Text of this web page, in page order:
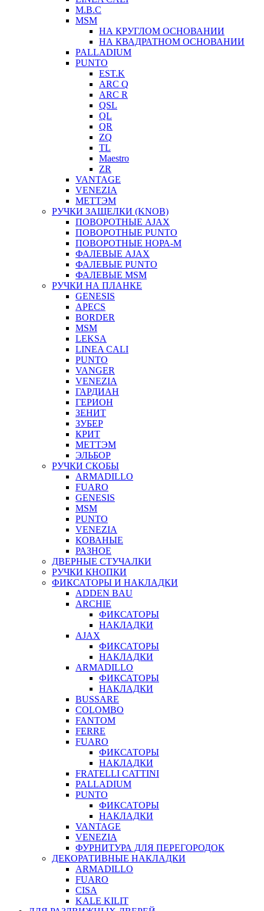
M.B.C
MSM
НА КРУГЛОМ ОСНОВАНИИ
НА КВАДРАТНОМ ОСНОВАНИИ
PALLADIUM
PUNTO
EST.K
ARC Q
ARC R
QSL
QL
QR
ZQ
TL
Maestro
ZR
VANTAGE
VENEZIA
МЕТТЭМ
РУЧКИ ЗАЩЕЛКИ (KNOB)
ПОВОРОТНЫЕ AJAX
ПОВОРОТНЫЕ PUNTO
ПОВОРОТНЫЕ НОРА-М
ФАЛЕВЫЕ AJAX
ФАЛЕВЫЕ PUNTO
ФАЛЕВЫЕ MSM
РУЧКИ НА ПЛАНКЕ
GENESIS
APECS
BORDER
MSM
LEKSA
LINEA CALI
PUNTO
VANGER
VENEZIA
ГАРДИАН
ГЕРИОН
ЗЕНИТ
ЗУБЕР
КРИТ
МЕТТЭМ
ЭЛЬБОР
РУЧКИ СКОБЫ
ARMADILLO
FUARO
GENESIS
MSM
PUNTO
VENEZIA
КОВАНЫЕ
РАЗНОЕ
ДВЕРНЫЕ СТУЧАЛКИ
РУЧКИ КНОПКИ
ФИКСАТОРЫ И НАКЛАДКИ
ADDEN BAU
ARCHIE
ФИКСАТОРЫ
НАКЛАДКИ
AJAX
ФИКСАТОРЫ
НАКЛАДКИ
ARMADILLO
ФИКСАТОРЫ
НАКЛАДКИ
BUSSARE
COLOMBO
FANTOM
FERRE
FUARO
ФИКСАТОРЫ
НАКЛАДКИ
FRATELLI CATTINI
PALLADIUM
PUNTO
ФИКСАТОРЫ
НАКЛАДКИ
VANTAGE
VENEZIA
ФУРНИТУРА ДЛЯ ПЕРЕГОРОДОК
ДЕКОРАТИВНЫЕ НАКЛАДКИ
ARMADILLO
FUARO
CISA
KALE KILIT